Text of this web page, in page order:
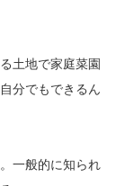
土地で家庭菜園
分でもできるん
一般的に知られ